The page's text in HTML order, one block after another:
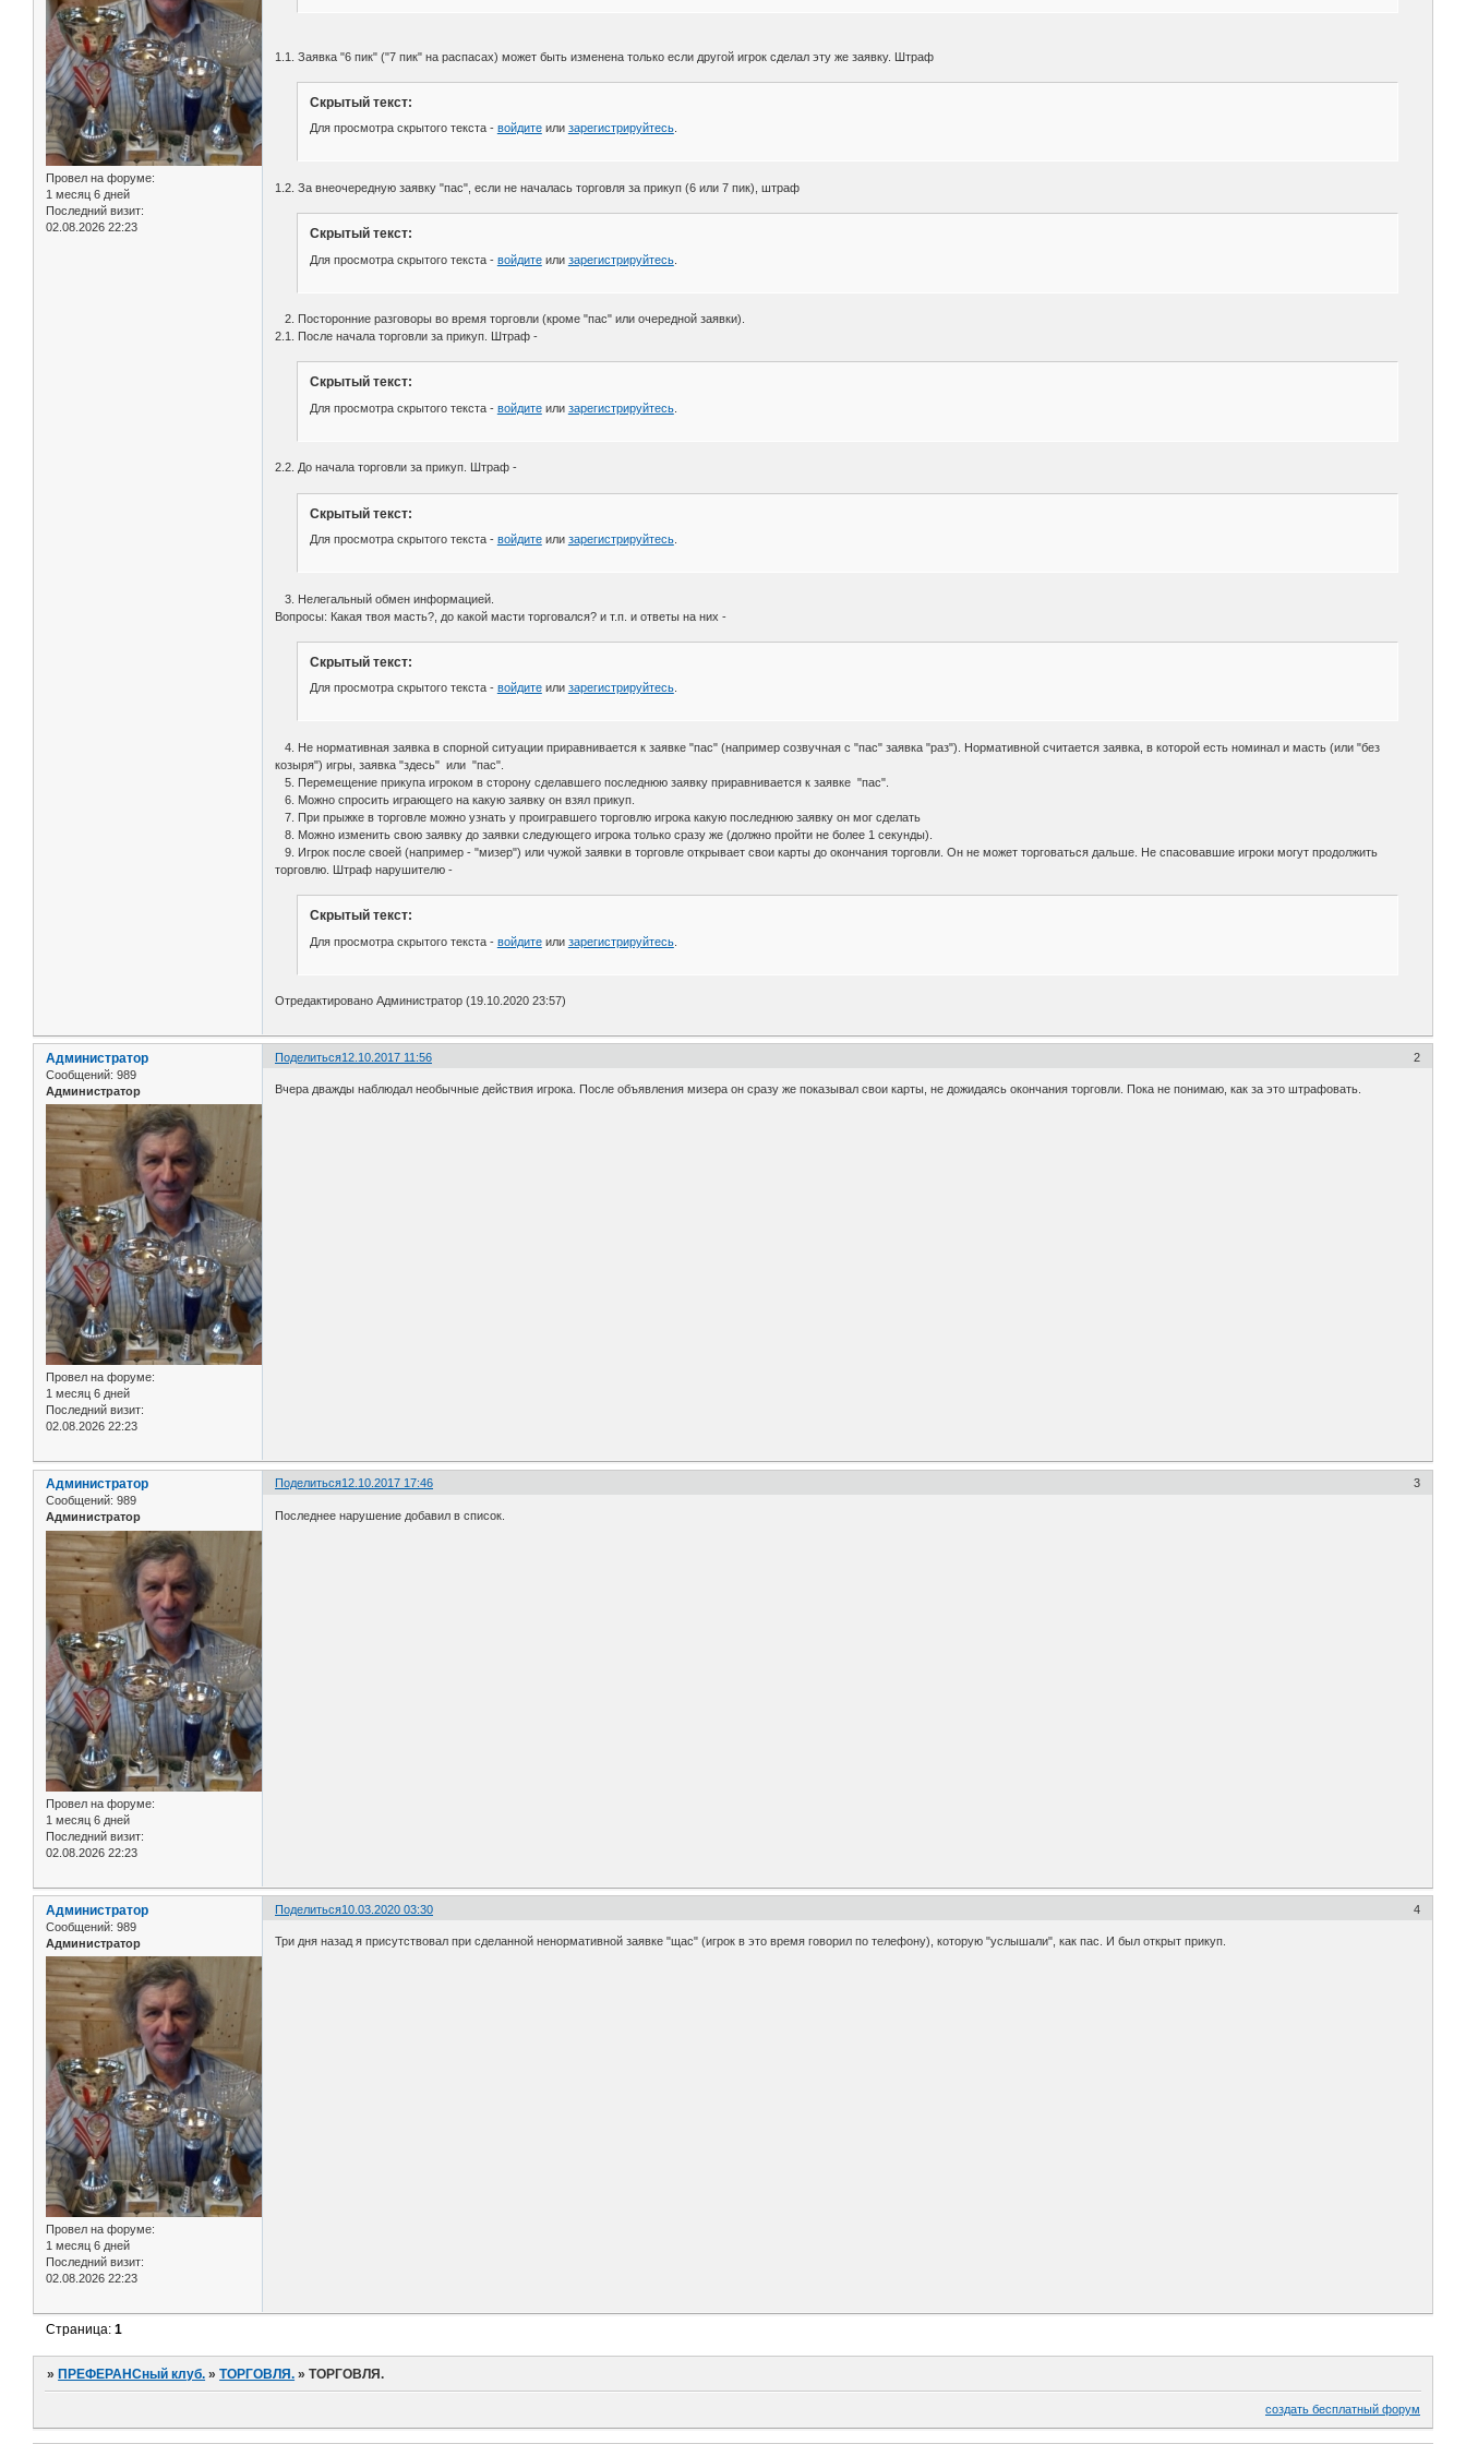
Провел на форуме:
1 месяц 6 дней
Последний визит:
02.08.2026 22:23
1.1. Заявка "6 пик" ("7 пик" на распасах) может быть изменена только если другой игрок сделал эту же заявку. Штраф
Скрытый текст:
Для просмотра скрытого текста - войдитеили зарегистрируйтесь.
1.2. За внеочередную заявку "пас", если не началась торговля за прикуп (6 или 7 пик), штраф
Скрытый текст:
Для просмотра скрытого текста - войдитеили зарегистрируйтесь.
2. Посторонние разговоры во время торговли (кроме "пас" или очередной заявки).
2.1. После начала торговли за прикуп. Штраф -
Скрытый текст:
Для просмотра скрытого текста - войдитеили зарегистрируйтесь.
2.2. До начала торговли за прикуп. Штраф -
Скрытый текст:
Для просмотра скрытого текста - войдитеили зарегистрируйтесь.
3. Нелегальный обмен информацией.
Вопросы: Какая твоя масть?, до какой масти торговался? и т.п. и ответы на них -
Скрытый текст:
Для просмотра скрытого текста - войдитеили зарегистрируйтесь.
4. Не нормативная заявка в спорной ситуации приравнивается к заявке "пас" (например созвучная с "пас" заявка "раз"). Нормативной считается заявка, в которой есть номинал и масть (или "без
козыря") игры, заявка "здесь" или "пас".
5. Перемещение прикупа игроком в сторону сделавшего последнюю заявку приравнивается к заявке "пас".
6. Можно спросить играющего на какую заявку он взял прикуп.
7. При прыжке в торговле можно узнать у проигравшего торговлю игрока какую последнюю заявку он мог сделать
8. Можно изменить свою заявку до заявки следующего игрока только сразу же (должно пройти не более 1 секунды).
9. Игрок после своей (например - "мизер") или чужой заявки в торговле открывает свои карты до окончания торговли. Он не может торговаться дальше. Не спасовавшие игроки могут продолжить
торговлю. Штраф нарушителю -
Скрытый текст:
Для просмотра скрытого текста - войдитеили зарегистрируйтесь.
Отредактировано Администратор (19.10.2020 23:57)
Поделиться 2
12.10.2017 11:56
Администратор
Сообщений: 989
Администратор
Провел на форуме:
1 месяц 6 дней
Последний визит:
02.08.2026 22:23
Вчера дважды наблюдал необычные действия игрока. После объявления мизера он сразу же показывал свои карты, не дожидаясь окончания торговли. Пока не понимаю, как за это штрафовать.
Поделиться 3
12.10.2017 17:46
Администратор
Сообщений: 989
Администратор
Провел на форуме:
1 месяц 6 дней
Последний визит:
02.08.2026 22:23
Последнее нарушение добавил в список.
Поделиться 4
10.03.2020 03:30
Администратор
Сообщений: 989
Администратор
Провел на форуме:
1 месяц 6 дней
Последний визит:
02.08.2026 22:23
Три дня назад я присутствовал при сделанной ненормативной заявке "щас" (игрок в это время говорил по телефону), которую "услышали", как пас. И был открыт прикуп.
Страница:1
» ПРЕФЕРАНСный клуб. »ТОРГОВЛЯ. »ТОРГОВЛЯ.
создать бесплатный форум